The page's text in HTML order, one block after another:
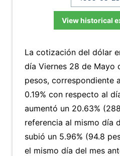
View historical
La cotización del dólar
día Viernes 28 de Mayo
pesos, correspondiente
0.19% con respecto al
aumentó un 20.63%
referencia al mismo día
subió un 5.96% (94.8
el mismo día del mes